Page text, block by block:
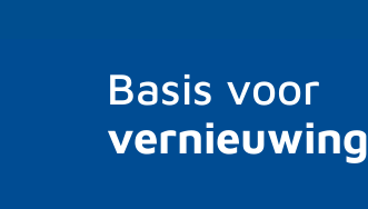
Basis voor
vernieuwing